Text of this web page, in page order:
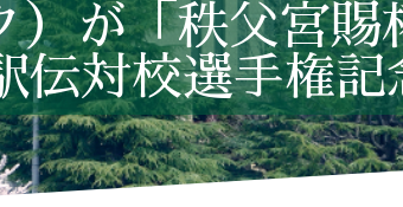
が「秩父宮
伝対校選手権